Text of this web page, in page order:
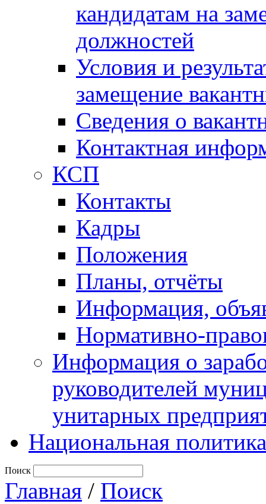
кандидатам на
должностей
Условия и
замещение
Сведения о
Контактная
КСП
Контакты
Кадры
Положения
Планы, отчёты
Информация,
Нормативно-
Информация о
руководителей
унитарных
Национальная политика
Поиск
Главная / Поиск